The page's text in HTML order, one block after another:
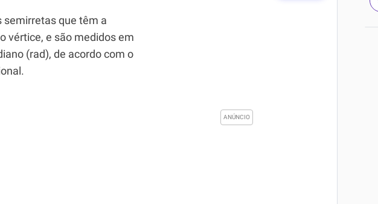
semirretas que têm a
vértice, e são medidos em
(rad), de acordo com o